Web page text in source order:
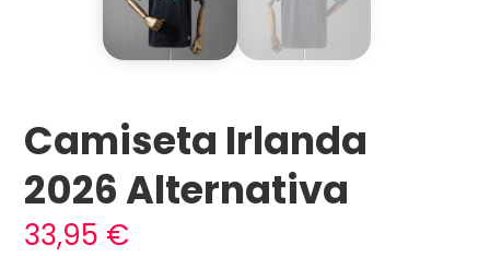
Camiseta Irlanda
2026 Alternativa
33,95 €